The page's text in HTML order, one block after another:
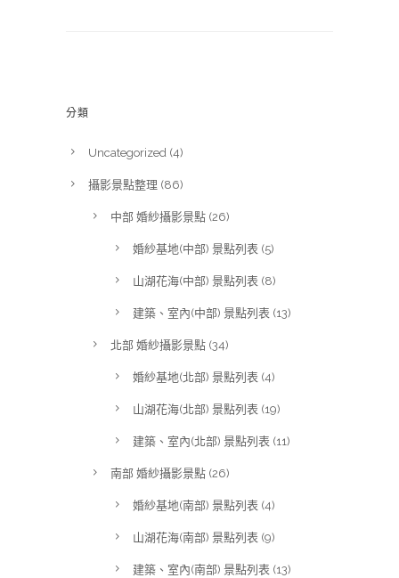
分類
Uncategorized (4)
攝影景點整理 (86)
中部 婚紗攝影景點 (26)
婚紗基地(中部) 景點列表 (5)
山湖花海(中部) 景點列表 (8)
建築、室內(中部) 景點列表 (13)
北部 婚紗攝影景點 (34)
婚紗基地(北部) 景點列表 (4)
山湖花海(北部) 景點列表 (19)
建築、室內(北部) 景點列表 (11)
南部 婚紗攝影景點 (26)
婚紗基地(南部) 景點列表 (4)
山湖花海(南部) 景點列表 (9)
建築、室內(南部) 景點列表 (13)